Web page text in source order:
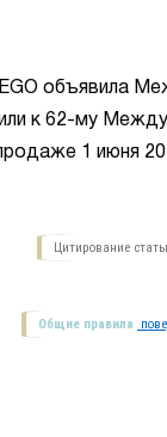
объявила
к 62-му
1 июня
Цитирование
Общие правила